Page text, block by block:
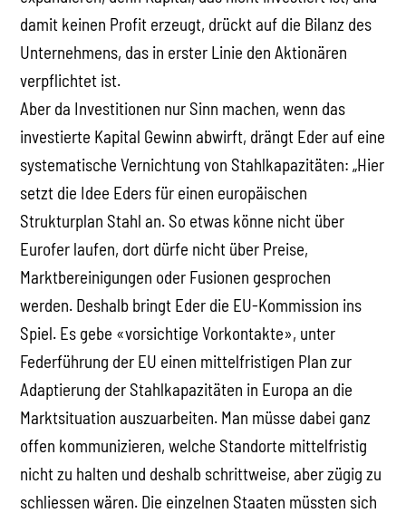
damit keinen Profit erzeugt, drückt auf die Bilanz des
Unternehmens, das in erster Linie den Aktionären
verpflichtet ist.
Aber da Investitionen nur Sinn machen, wenn das
investierte Kapital Gewinn abwirft, drängt Eder auf eine
systematische Vernichtung von Stahlkapazitäten: „Hier
setzt die Idee Eders für einen europäischen
Strukturplan Stahl an. So etwas könne nicht über
Eurofer laufen, dort dürfe nicht über Preise,
Marktbereinigungen oder Fusionen gesprochen
werden. Deshalb bringt Eder die EU-Kommission ins
Spiel. Es gebe «vorsichtige Vorkontakte», unter
Federführung der EU einen mittelfristigen Plan zur
Adaptierung der Stahlkapazitäten in Europa an die
Marktsituation auszuarbeiten. Man müsse dabei ganz
offen kommunizieren, welche Standorte mittelfristig
nicht zu halten und deshalb schrittweise, aber zügig zu
schliessen wären. Die einzelnen Staaten müssten sich